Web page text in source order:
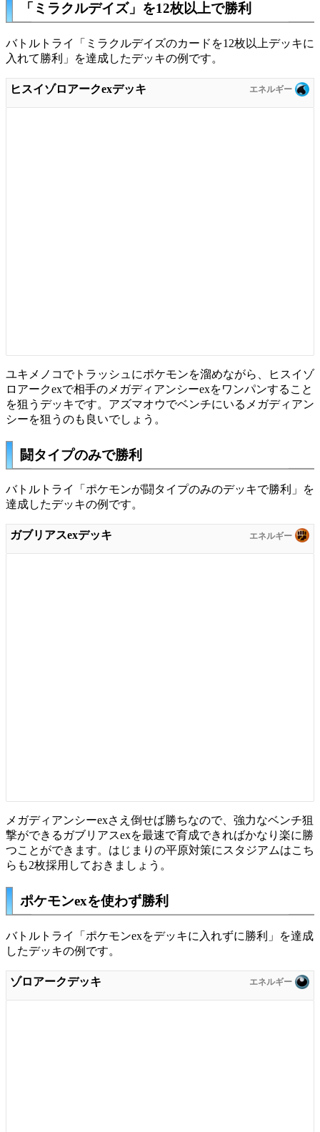
「ミラクルデイズ」を12枚以上で勝利
バトルトライ「ミラクルデイズのカードを12枚以上デッキに
入れて勝利」を達成したデッキの例です。
ヒスイゾロアークexデッキ
ユキメノコでトラッシュにポケモンを溜めながら、ヒスイゾ
ロアークexで相手のメガディアンシーexをワンパンすること
を狙うデッキです。アズマオウでベンチにいるメガディアン
シーを狙うのも良いでしょう。
闘タイプのみで勝利
バトルトライ「ポケモンが闘タイプのみのデッキで勝利」を
達成したデッキの例です。
ガブリアスexデッキ
メガディアンシーexさえ倒せば勝ちなので、強力なベンチ狙
撃ができるガブリアスexを最速で育成できればかなり楽に勝
つことができます。はじまりの平原対策にスタジアムはこち
らも2枚採用しておきましょう。
ポケモンexを使わず勝利
バトルトライ「ポケモンexをデッキに入れずに勝利」を達成
したデッキの例です。
ゾロアークデッキ